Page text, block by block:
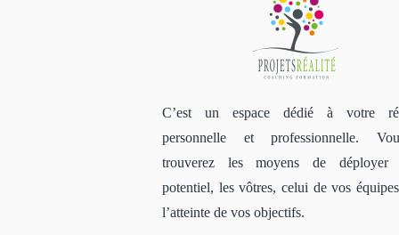
C’est un espace dédié à votre
personnelle et professionnelle.
trouverez les moyens de déployer
potentiel, les vôtres, celui de vos
l’atteinte de vos objectifs.